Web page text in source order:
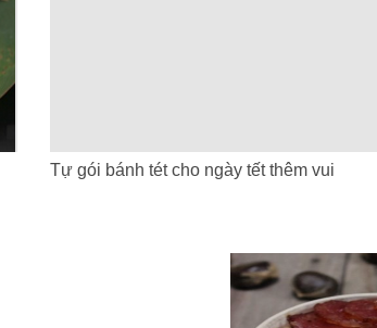
Tự gói bánh tét cho ngày tết thêm vui